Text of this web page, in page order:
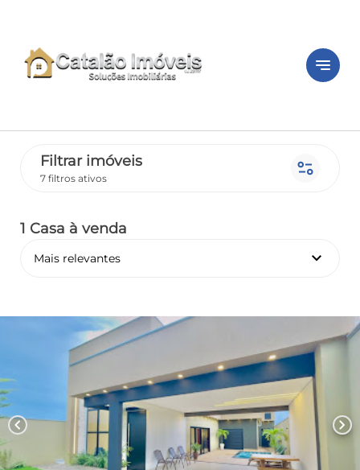
notes
Filtrar imóveis
7 filtros ativos page_info
1 Casa à venda
Mais relevantes keyboard_arrow_down
chevron_left chevron_right